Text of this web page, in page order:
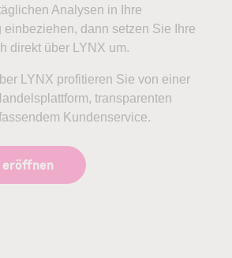
Analysen in Ihre
einbeziehen, dann setzen Sie Ihre
direkt über LYNX um.
LYNX profitieren Sie von einer
transparenten
Kundenservice.